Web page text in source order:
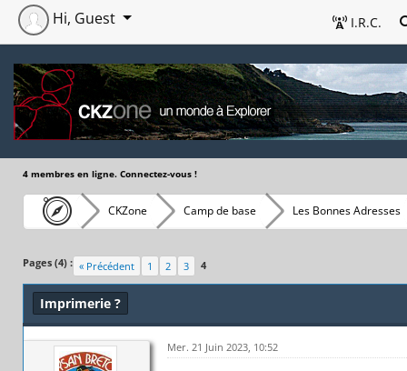
I.R.C.
Hi, Guest
4 membres en ligne. Connectez-vous !
CKZone Camp de base Les Bonnes Adresses
Pages (4) : « Précédent 1 2 3 4
Imprimerie ?
Mer. 21 Juin 2023, 10:52